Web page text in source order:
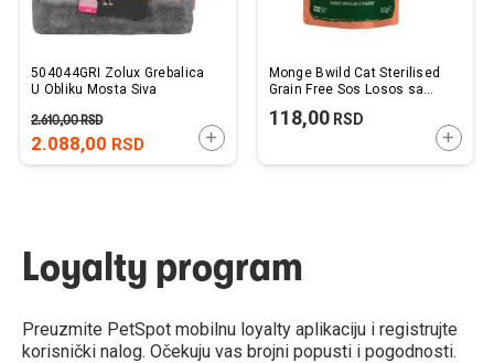
504044GRI Zolux Grebalica
U Obliku Mosta Siva
2.088,00 RSD
2.610,00RSD
DODAJTE U KORPU
Monge Bwild Cat Sterilised
Grain Free Sos Losos sa
118,00RSD
Loyalty program
Preuzmite PetSpot mobilnu loyalty aplikaciju i registrujte
korisnički nalog. Očekuju vas brojni popusti i pogodnosti.